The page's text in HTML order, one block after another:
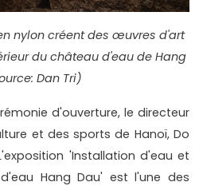
nylon créent des œuvres d'art
du château d'eau de Hang
Dan Tri)
d'ouverture, le directeur
et des sports de Hanoï, Do
'Installation d'eau et
Hang Dau' est l'une des